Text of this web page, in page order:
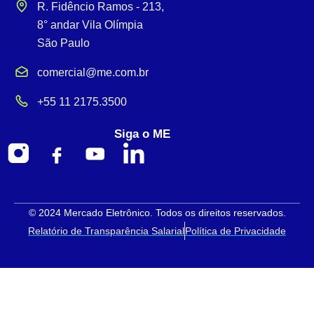
R. Fidêncio Ramos - 213,
8° andar Vila Olímpia
São Paulo
comercial@me.com.br
+55 11 2175.3500
Siga o ME
© 2024 Mercado Eletrônico. Todos os direitos reservados.
Relatório de Transparência SalarialPolítica de Privacidade